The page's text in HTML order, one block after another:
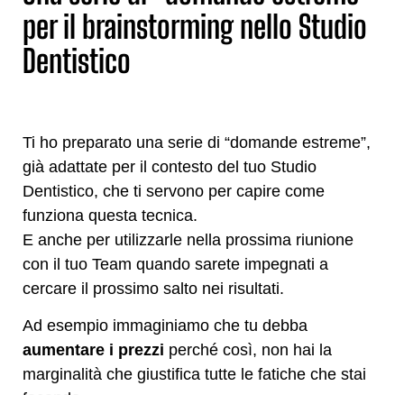
per il brainstorming nello Studio
Dentistico
Ti ho preparato una serie di “domande estreme”,
già adattate per il contesto del tuo Studio
Dentistico, che ti servono per capire come
funziona questa tecnica.
E anche per utilizzarle nella prossima riunione
con il tuo Team quando sarete impegnati a
cercare il prossimo salto nei risultati.
Ad esempio immaginiamo che tu debba
aumentare i prezzi perché così, non hai la
marginalità che giustifica tutte le fatiche che stai